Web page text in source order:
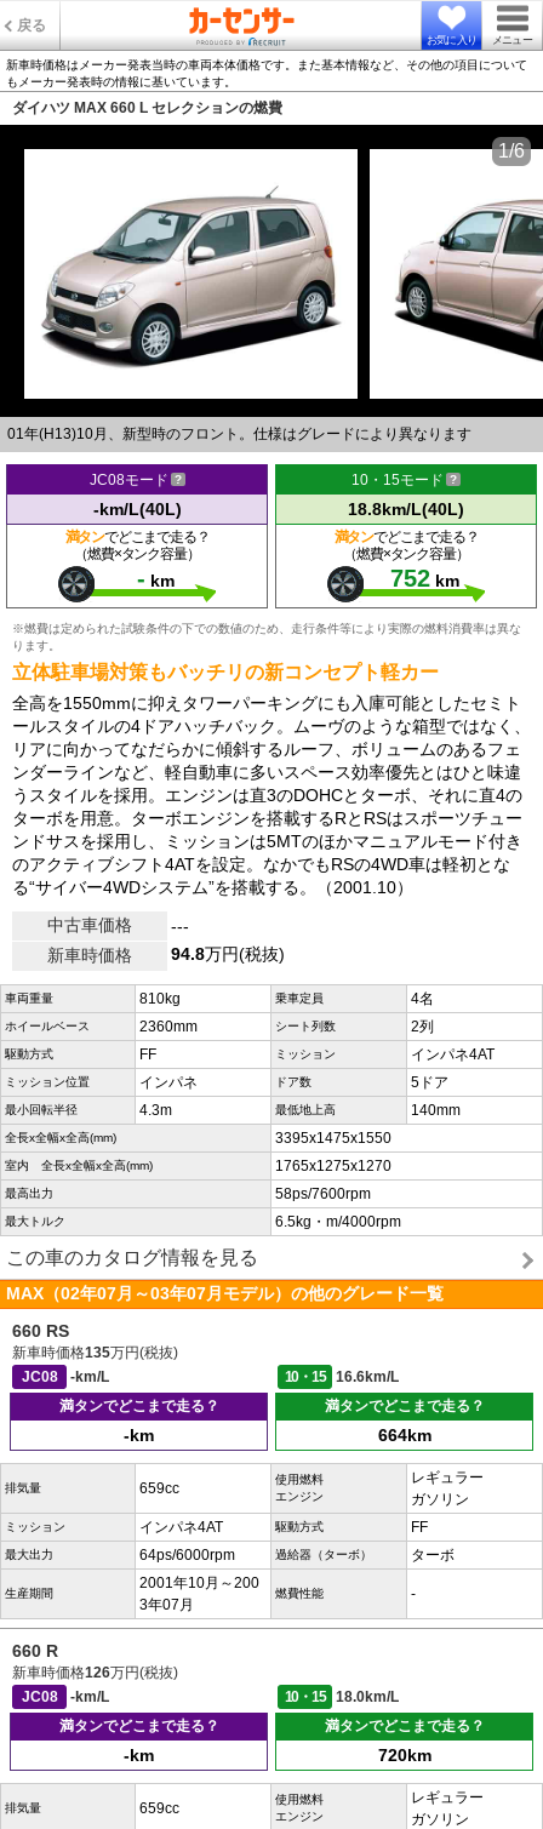
戻る
お気に入り メニュー
新車時価格はメーカー発表当時の車両本体価格です。また基本情報など、その他の項目について
もメーカー発表時の情報に基いています。
ダイハツ MAX 660 L セレクションの燃費
01年(H13)10月、新型時のフロント。仕様はグレードにより異なります
1/6
JC08モード
-km/L(40L)
満タンでどこまで走る？
（燃費×タンク容量）
- km
10・15モード
18.8km/L(40L)
満タンでどこまで走る？
（燃費×タンク容量）
752 km
※燃費は定められた試験条件の下での数値のため、走行条件等により実際の燃料消費率は異な
ります。
立体駐車場対策もバッチリの新コンセプト軽カー
全高を1550mmに抑えタワーパーキングにも入庫可能としたセミト
ールスタイルの4ドアハッチバック。ムーヴのような箱型ではなく、
リアに向かってなだらかに傾斜するルーフ、ボリュームのあるフェ
ンダーラインなど、軽自動車に多いスペース効率優先とはひと味違
うスタイルを採用。エンジンは直3のDOHCとターボ、それに直4の
ターボを用意。ターボエンジンを搭載するRとRSはスポーツチュー
ンドサスを採用し、ミッションは5MTのほかマニュアルモード付き
のアクティブシフト4ATを設定。なかでもRSの4WD車は軽初とな
る“サイバー4WDシステム”を搭載する。（2001.10）
中古車価格
---
新車時価格
94.8万円(税抜)
車両重量 810kg 乗車定員 4名
ホイールベース 2360mm シート列数 2列
駆動方式 FF ミッション インパネ4AT
ミッション位置 インパネ ドア数 5ドア
最小回転半径 4.3m 最低地上高 140mm
全長x全幅x全高(mm) 3395x1475x1550
室内 全長x全幅x全高(mm) 1765x1275x1270
最高出力 58ps/7600rpm
最大トルク 6.5kg・m/4000rpm
この車のカタログ情報を見る
MAX（02年07月～03年07月モデル）の他のグレード一覧
660 RS
新車時価格135万円(税抜)
JC08
-km/L 10・15
16.6km/L
満タンでどこまで走る？
-km
満タンでどこまで走る？
664km
排気量 659cc
使用燃料
エンジン
レギュラー
ガソリン
ミッション インパネ4AT 駆動方式 FF
最大出力 64ps/6000rpm 過給器（ターボ） ターボ
生産期間
2001年10月～200
3年07月
燃費性能 -
660 R
新車時価格126万円(税抜)
JC08
-km/L 10・15
18.0km/L
満タンでどこまで走る？
-km
満タンでどこまで走る？
720km
排気量 659cc
使用燃料
エンジン
レギュラー
ガソリン